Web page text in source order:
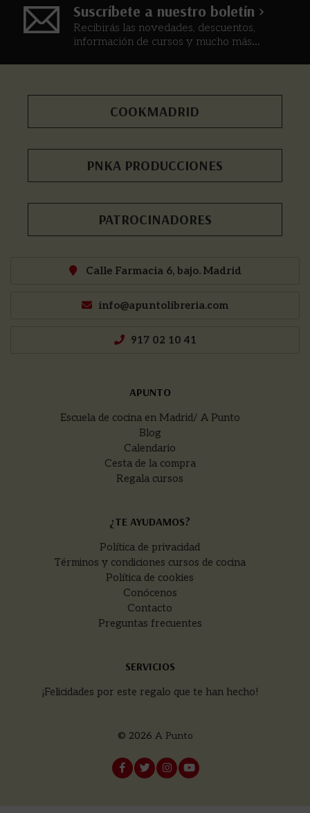
Suscríbete a nuestro boletín >
Recibirás las novedades, descuentos,
información de cursos y mucho más...
COOKMADRID
PNKA PRODUCCIONES
PATROCINADORES
Calle Farmacia 6, bajo. Madrid
info@apuntolibreria.com
917 02 10 41
APUNTO
Escuela de cocina en Madrid/ A Punto
Blog
Calendario
Cesta de la compra
Regala cursos
¿TE AYUDAMOS?
Política de privacidad
Términos y condiciones cursos de cocina
Política de cookies
Conócenos
Contacto
Preguntas frecuentes
SERVICIOS
¡Felicidades por este regalo que te han hecho!
© 2026 A Punto